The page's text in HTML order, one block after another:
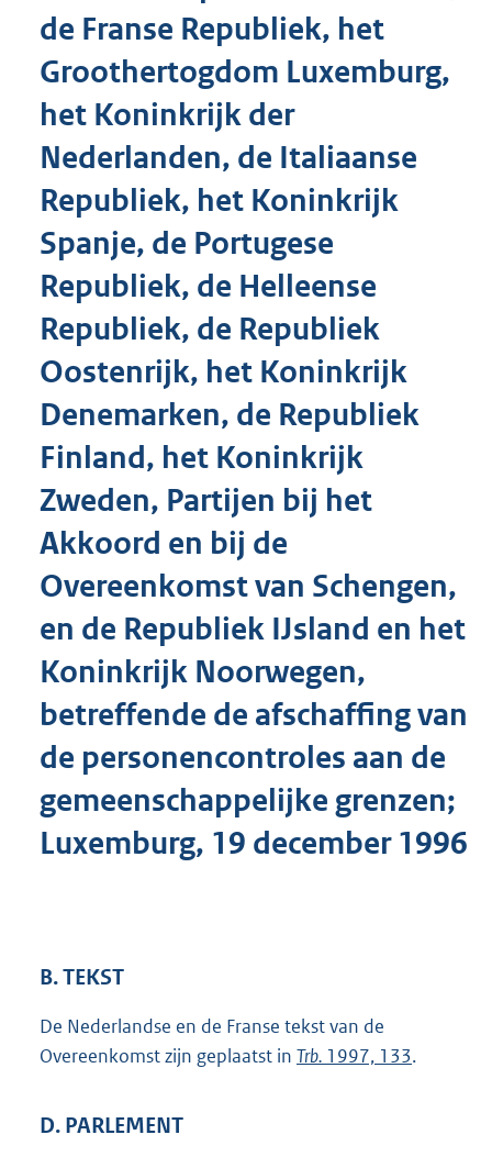
2
1
K
b
de Franse Republiek, het
Groothertogdom Luxemburg,
het Koninkrijk der
Nederlanden, de Italiaanse
Republiek, het Koninkrijk
Spanje, de Portugese
Republiek, de Helleense
Republiek, de Republiek
Oostenrijk, het Koninkrijk
Denemarken, de Republiek
Finland, het Koninkrijk
Zweden, Partijen bij het
Akkoord en bij de
Overeenkomst van Schengen,
en de Republiek IJsland en het
Koninkrijk Noorwegen,
betreffende de afschaffing van
de personencontroles aan de
gemeenschappelijke grenzen;
Luxemburg, 19 december 1996
B. TEKST
De Nederlandse en de Franse tekst van de
Overeenkomst zijn geplaatst in Trb. 1997, 133.
D. PARLEMENT